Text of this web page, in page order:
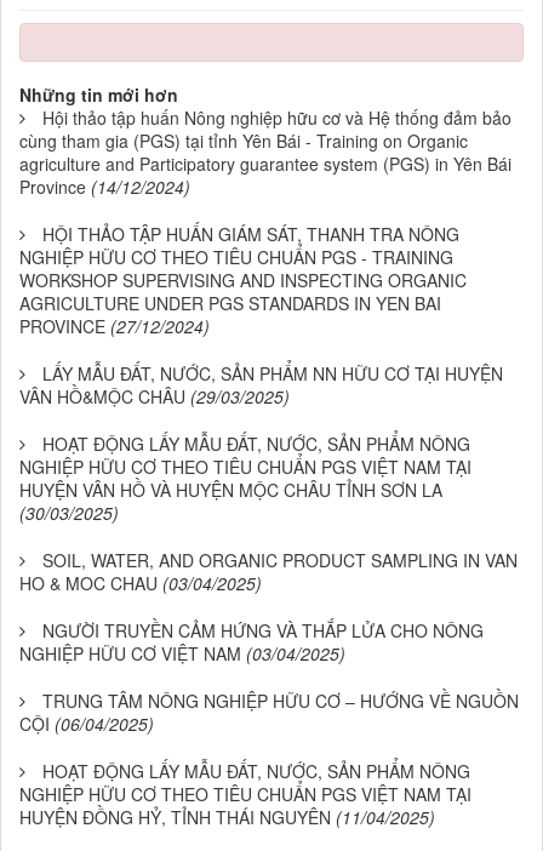
Những tin mới hơn
Hội thảo tập huấn Nông nghiệp hữu cơ và Hệ thống đảm bảo
cùng tham gia (PGS) tại tỉnh Yên Bái - Training on Organic
agriculture and Participatory guarantee system (PGS) in Yên Bái
Province (14/12/2024)
HỘI THẢO TẬP HUẤN GIÁM SÁT, THANH TRA NÔNG
NGHIỆP HỮU CƠ THEO TIÊU CHUẨN PGS - TRAINING
WORKSHOP SUPERVISING AND INSPECTING ORGANIC
AGRICULTURE UNDER PGS STANDARDS IN YEN BAI
PROVINCE (27/12/2024)
LẤY MẪU ĐẤT, NƯỚC, SẢN PHẨM NN HỮU CƠ TẠI HUYỆN
VÂN HỒ&MỘC CHÂU (29/03/2025)
HOẠT ĐỘNG LẤY MẪU ĐẤT, NƯỚC, SẢN PHẨM NÔNG
NGHIỆP HỮU CƠ THEO TIÊU CHUẨN PGS VIỆT NAM TẠI
HUYỆN VÂN HỒ VÀ HUYỆN MỘC CHÂU TỈNH SƠN LA
(30/03/2025)
SOIL, WATER, AND ORGANIC PRODUCT SAMPLING IN VAN
HO & MOC CHAU (03/04/2025)
NGƯỜI TRUYỀN CẢM HỨNG VÀ THẮP LỬA CHO NÔNG
NGHIỆP HỮU CƠ VIỆT NAM (03/04/2025)
TRUNG TÂM NÔNG NGHIỆP HỮU CƠ – HƯỚNG VỀ NGUỒN
CỘI (06/04/2025)
HOẠT ĐỘNG LẤY MẪU ĐẤT, NƯỚC, SẢN PHẨM NÔNG
NGHIỆP HỮU CƠ THEO TIÊU CHUẨN PGS VIỆT NAM TẠI
HUYỆN ĐỒNG HỶ, TỈNH THÁI NGUYÊN (11/04/2025)